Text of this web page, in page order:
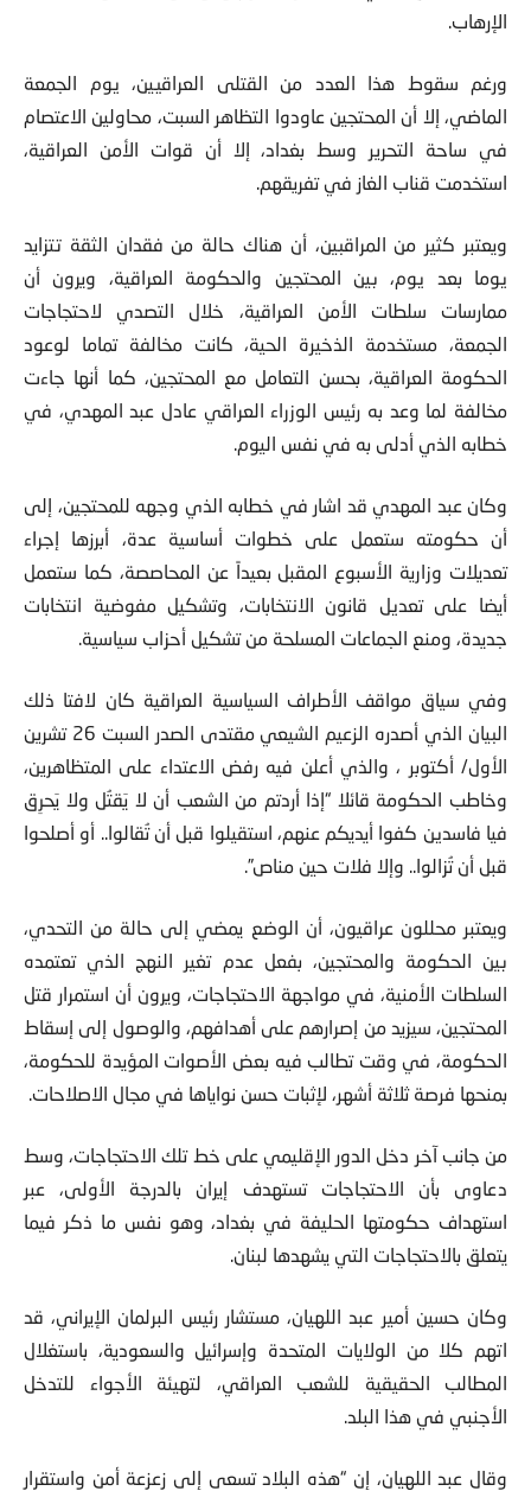
الإرهاب.
ورغم سقوط هذا العدد من القتلى العراقيين، يوم الجمعة
الماضي، إلا أن المحتجين عاودوا التظاهر السبت، محاولين الاعتصام
في ساحة التحرير وسط بغداد، إلا أن قوات الأمن العراقية،
استخدمت قناب الغاز في تفريقهم.
ويعتبر كثير من المراقبين، أن هناك حالة من فقدان الثقة تتزايد
يوما بعد يوم، بين المحتجين والحكومة العراقية، ويرون أن
ممارسات سلطات الأمن العراقية، خلال التصدي لاحتجاجات
الجمعة، مستخدمة الذخيرة الحية، كانت مخالفة تماما لوعود
الحكومة العراقية، بحسن التعامل مع المحتجين، كما أنها جاءت
مخالفة لما وعد به رئيس الوزراء العراقي عادل عبد المهدي، في
خطابه الذي أدلى به في نفس اليوم.
وكان عبد المهدي قد اشار في خطابه الذي وجهه للمحتجين، إلى
أن حكومته ستعمل على خطوات أساسية عدة، أبرزها إجراء
تعديلات وزارية الأسبوع المقبل بعيداً عن المحاصصة، كما ستعمل
أيضا على تعديل قانون الانتخابات، وتشكيل مفوضية انتخابات
جديدة، ومنع الجماعات المسلحة من تشكيل أحزاب سياسية.
وفي سياق مواقف الأطراف السياسية العراقية كان لافتا ذلك
البيان الذي أصدره الزعيم الشيعي مقتدى الصدر السبت 26 تشرين
الأول/ أكتوبر ، والذي أعلن فيه رفض الاعتداء على المتظاهرين،
وخاطب الحكومة قائلا “إذا أردتم من الشعب أن لا يَقتُل ولا يَحرِق
فيا فاسدين كفوا أيديكم عنهم، استقيلوا قبل أن تُقالوا.. أو أصلحوا
قبل أن تُزالوا.. وإلا فلات حين مناص”.
ويعتبر محللون عراقيون، أن الوضع يمضي إلى حالة من التحدي،
بين الحكومة والمحتجين، بفعل عدم تغير النهج الذي تعتمده
السلطات الأمنية، في مواجهة الاحتجاجات، ويرون أن استمرار قتل
المحتجين، سيزيد من إصرارهم على أهدافهم، والوصول إلى إسقاط
الحكومة، في وقت تطالب فيه بعض الأصوات المؤيدة للحكومة،
بمنحها فرصة ثلاثة أشهر، لإثبات حسن نواياها في مجال الاصلاحات.
من جانب آخر دخل الدور الإقليمي على خط تلك الاحتجاجات، وسط
دعاوى بأن الاحتجاجات تستهدف إيران بالدرجة الأولى، عبر
استهداف حكومتها الحليفة في بغداد، وهو نفس ما ذكر فيما
يتعلق بالاحتجاجات التي يشهدها لبنان.
وكان حسين أمير عبد اللهيان، مستشار رئيس البرلمان الإيراني، قد
اتهم كلا من الولايات المتحدة وإسرائيل والسعودية، باستغلال
المطالب الحقيقية للشعب العراقي، لتهيئة الأجواء للتدخل
الأجنبي في هذا البلد.
وقال عبد اللهيان، إن “هذه البلاد تسعى إلى زعزعة أمن واستقرار